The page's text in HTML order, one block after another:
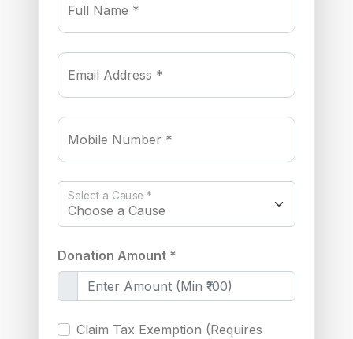
Full Name *
Email Address *
Mobile Number *
Select a Cause *
Donation Amount *
Claim Tax Exemption (Requires